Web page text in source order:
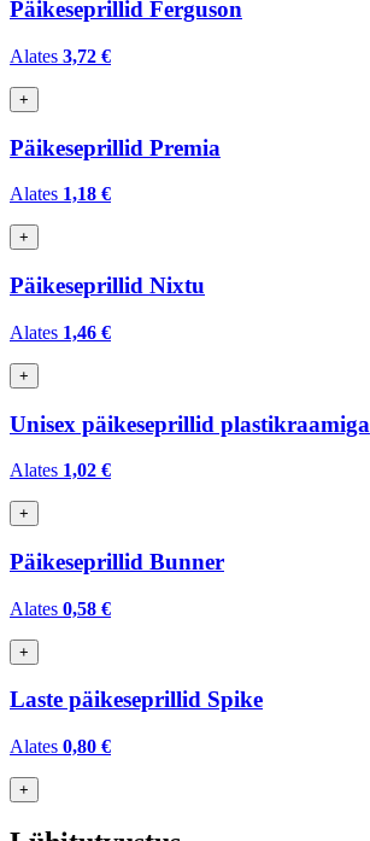
Päikeseprillid Ferguson
Alates 3,72 €
+
Päikeseprillid Premia
Alates 1,18 €
+
Päikeseprillid Nixtu
Alates 1,46 €
+
Unisex päikeseprillid plastikraamiga
Alates 1,02 €
+
Päikeseprillid Bunner
Alates 0,58 €
+
Laste päikeseprillid Spike
Alates 0,80 €
+